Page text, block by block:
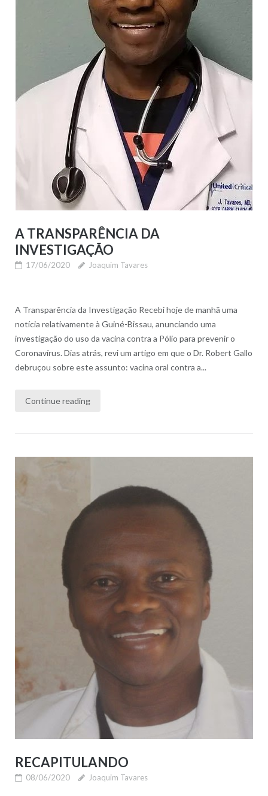
A TRANSPARÊNCIA DA
INVESTIGAÇÃO
17/06/2020 Joaquim Tavares
A Transparência da Investigação Recebi hoje de manhã uma
notícia relativamente à Guiné-Bissau, anunciando uma
investigação do uso da vacina contra a Pólio para prevenir o
Coronavírus. Dias atrás, revi um artigo em que o Dr. Robert Gallo
debruçou sobre este assunto: vacina oral contra a...
Continue reading
RECAPITULANDO
08/06/2020 Joaquim Tavares